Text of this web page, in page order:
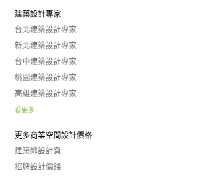
建築設計專家
台北建築設計專家
新北建築設計專家
台中建築設計專家
桃園建築設計專家
高雄建築設計專家
看更多
更多商業空間設計價格
建築師設計費
招牌設計價錢